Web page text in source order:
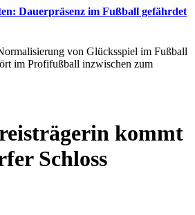
Dauerpräsenz im Fußball gefährdet
von Glücksspiel im Fußball
im Profifußball inzwischen zum
kommt
Schloss